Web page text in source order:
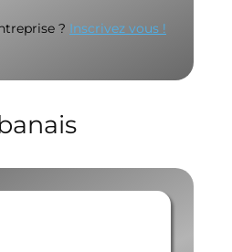
? Inscrivez vous !